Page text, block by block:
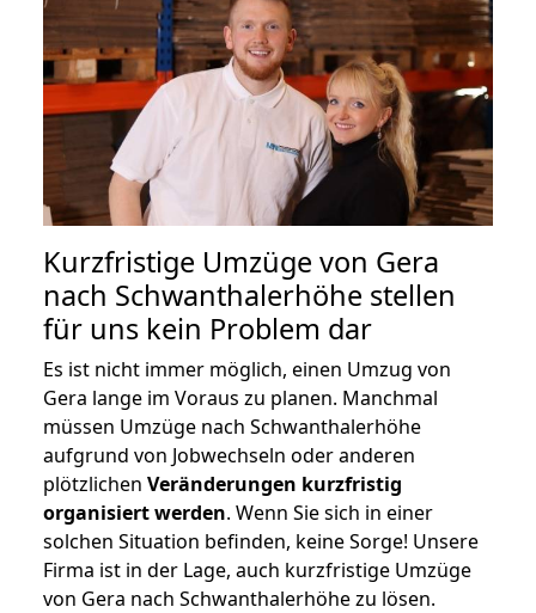
Kurzfristige Umzüge von Gera
nach Schwanthalerhöhe stellen
für uns kein Problem dar
Es ist nicht immer möglich, einen Umzug von
Gera lange im Voraus zu planen. Manchmal
müssen Umzüge nach Schwanthalerhöhe
aufgrund von Jobwechseln oder anderen
plötzlichen Veränderungen kurzfristig
organisiert werden. Wenn Sie sich in einer
solchen Situation befinden, keine Sorge! Unsere
Firma ist in der Lage, auch kurzfristige Umzüge
von Gera nach Schwanthalerhöhe zu lösen.